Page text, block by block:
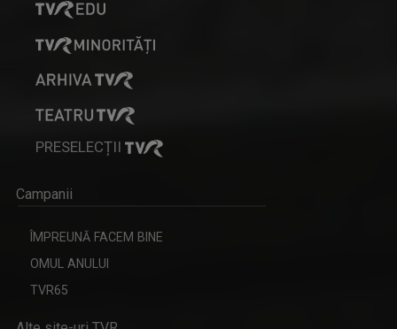
PRESELECȚII
Campanii
ÎMPREUNĂ FACEM BINE
OMUL ANULUI
TVR65